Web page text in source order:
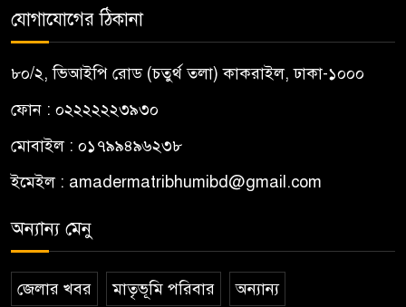
যোগাযোগের ঠিকানা
৮০/২, ভিআইপি রোড (চতুর্থ তলা) কাকরাইল, ঢাকা-১০০০
ফোন : ০২২২২২২৩৯৩০
মোবাইল : ০১৭৯৯৪৯৬২৩৮
ইমেইল : amadermatribhumibd@gmail.com
অন্যান্য মেনু
জেলার খবর মাতৃভূমি পরিবার অন্যান্য